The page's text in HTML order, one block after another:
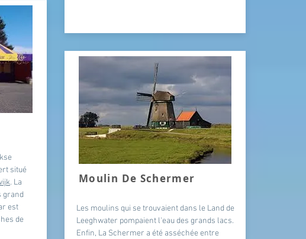
situé
. La
grand
est
de
Moulin De Schermer
Les moulins qui se trouvaient dans le Land de
Leeghwater pompaient l'eau des grands lacs.
Enfin, La Schermer a été asséchée entre